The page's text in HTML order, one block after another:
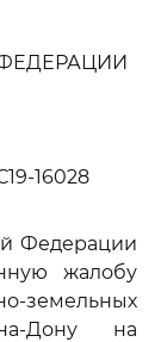
16028
Федерации
жалобу
земельных
Дону на